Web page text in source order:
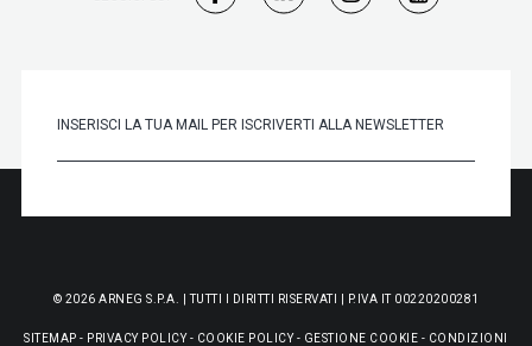
© 2026 ARNEG S.P.A. | TUTTI I DIRITTI RISERVATI | P.IVA IT 00220200281
SITEMAP - PRIVACY POLICY- COOKIE POLICY- GESTIONE COOKIE - CONDIZIONI